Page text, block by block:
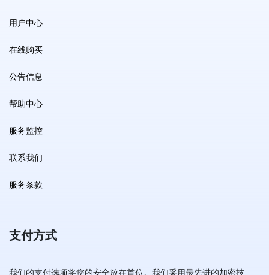
用户中心
在线购买
公告信息
帮助中心
服务监控
联系我们
服务条款
支付方式
我们的支付选项将您的安全放在首位。我们采用最先进的加密技